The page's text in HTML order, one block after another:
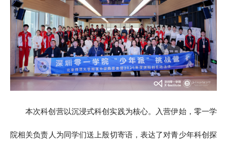
本次科创营以沉浸式科创实践为核心。入营伊始，零一学
院相关负责人为同学们送上殷切寄语，表达了对青少年科创探